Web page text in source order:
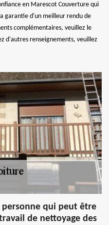
en Marescot Couverture qui
garantie d'un meilleur rendu de
complémentaires, veuillez le
d'autres renseignements, veuillez
qui peut être
de nettoyage des